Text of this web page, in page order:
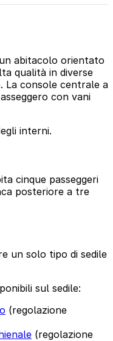
abitacolo orientato
qualità in diverse
La console centrale a
con vani
interni.
cinque passeggeri
posteriore a tre
un solo tipo di sedile
sul sedile:
(regolazione
(regolazione